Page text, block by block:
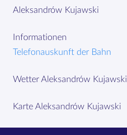
Aleksandrów Kujawski
Informationen
Telefonauskunft der Bahn
Wetter Aleksandrów Kujawski
Karte Aleksandrów Kujawski